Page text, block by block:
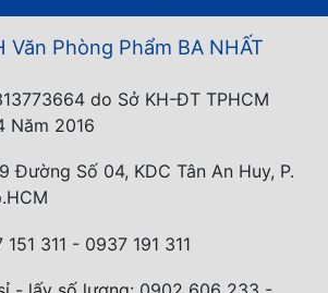
Văn Phòng Phẩm BA NHẤT
do Sở KH-ĐT TPHCM
Năm 2016
Đường Số 04, KDC Tân An Huy, P.
151 311 - 0937 191 311